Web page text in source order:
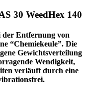
30 WeedHex 140
Entfernung von
“Chemiekeule”. Die
Gewichtsverteilung
Wendigkeit,
verläuft durch eine